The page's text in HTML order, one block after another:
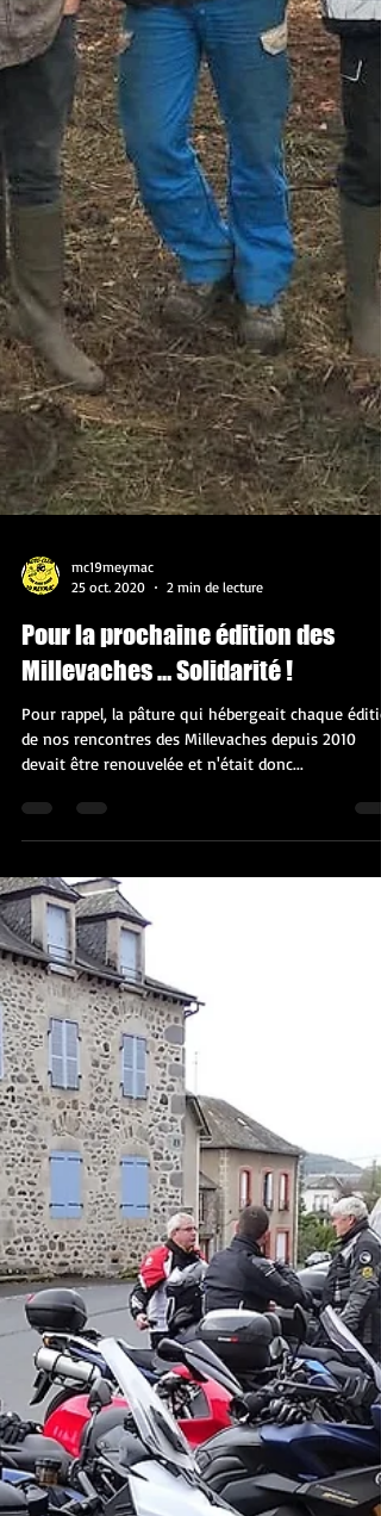
mc19meymac
25 oct. 2020
2 min de lecture
Millevaches … Solidarité !
Pour rappel, la pâture qui hébergeait chaque
devait être renouvelée et n'était donc...